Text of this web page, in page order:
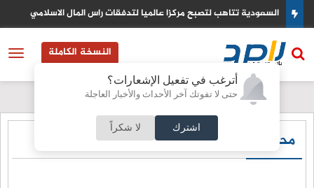
أترغب في تفعيل الإشعارات؟
حتى لا تفوتك آخر الأحداث والأخبار العاجلة
اشترك لا شكراً
السعودية تتاهب لتصبح مركزا عالميا لتدفقات راس المال الاسلامي
النسخة الكاملة
محليات